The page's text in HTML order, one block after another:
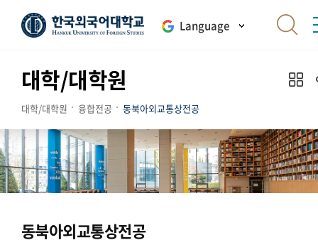
Language
대학/대학원
대학/대학원 융합전공 동북아외교통상전공
동북아외교통상전공